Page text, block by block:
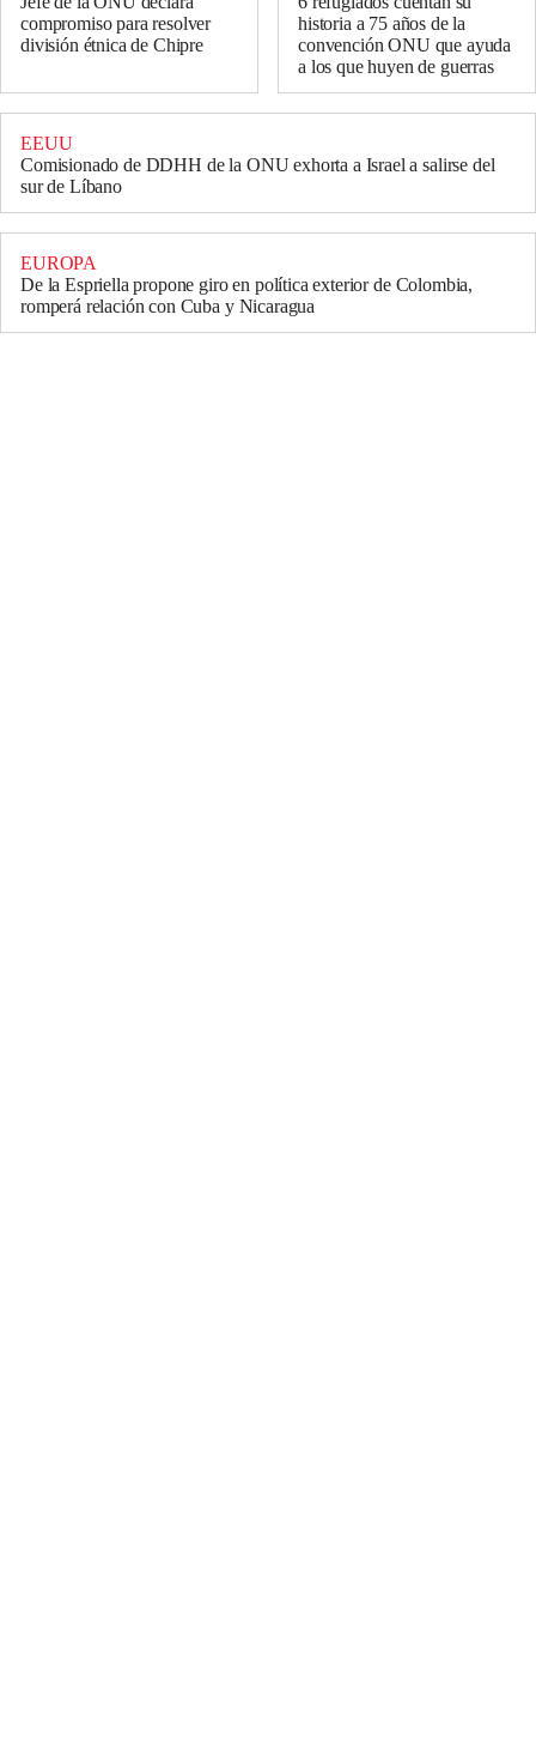
compromiso para resolver
división étnica de Chipre
historia a 75 años de la
convención ONU que ayuda
a los que huyen de guerras
EEUU
Comisionado de DDHH de la ONU exhorta a Israel a salirse del
sur de Líbano
EUROPA
De la Espriella propone giro en política exterior de Colombia,
romperá relación con Cuba y Nicaragua